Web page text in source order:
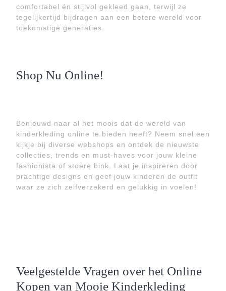
comfortabel én stijlvol gekleed gaan, terwijl ze
tegelijkertijd bijdragen aan een betere wereld voor
toekomstige generaties.
Shop Nu Online!
Benieuwd naar al het moois dat de wereld van
kinderkleding online te bieden heeft? Neem snel een
kijkje bij diverse webshops en ontdek de nieuwste
collecties, trends en must-haves voor jouw kleine
fashionista of stoere bink. Laat je inspireren door
prachtige designs en geef jouw kinderen de outfit
waar ze zich zelfverzekerd en gelukkig in voelen!
Veelgestelde Vragen over het Online
Kopen van Mooie Kinderkleding